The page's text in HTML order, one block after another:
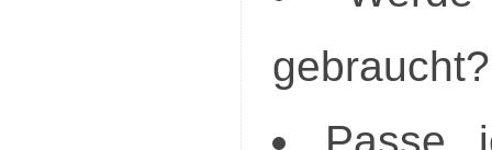
gebraucht?